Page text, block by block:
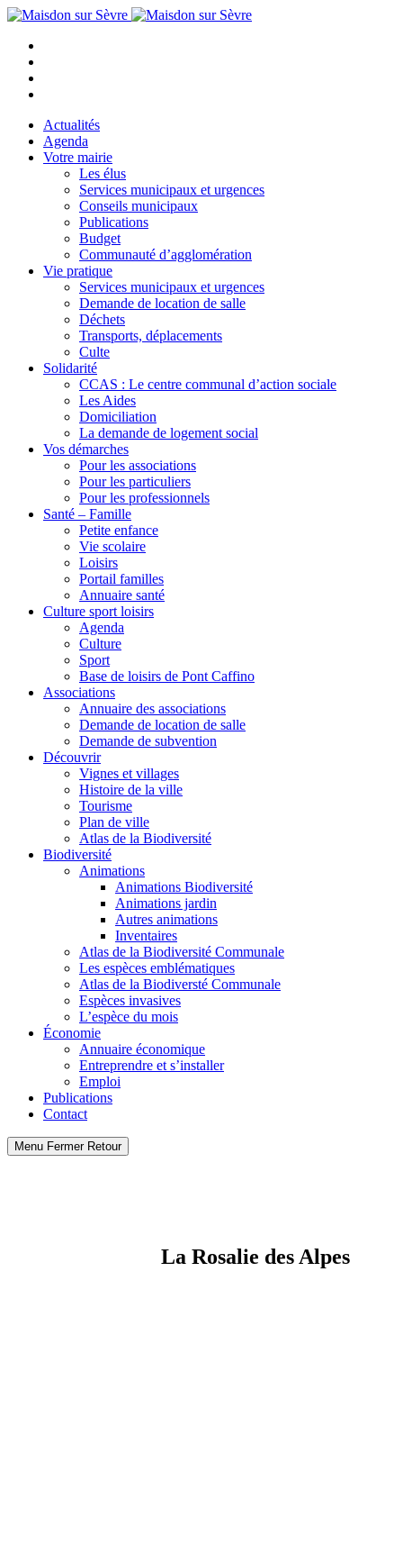
Actualités
Agenda
Votre mairie
Les élus
Services municipaux et urgences
Conseils municipaux
Publications
Budget
Communauté d’agglomération
Vie pratique
Services municipaux et urgences
Demande de location de salle
Déchets
Transports, déplacements
Culte
Solidarité
CCAS : Le centre communal d’action sociale
Les Aides
Domiciliation
La demande de logement social
Vos démarches
Pour les associations
Pour les particuliers
Pour les professionnels
Santé – Famille
Petite enfance
Vie scolaire
Loisirs
Portail familles
Annuaire santé
Culture sport loisirs
Agenda
Culture
Sport
Base de loisirs de Pont Caffino
Associations
Annuaire des associations
Demande de location de salle
Demande de subvention
Découvrir
Vignes et villages
Histoire de la ville
Tourisme
Plan de ville
Atlas de la Biodiversité
Biodiversité
Animations
Animations Biodiversité
Animations jardin
Autres animations
Inventaires
Atlas de la Biodiversité Communale
Les espèces emblématiques
Atlas de la Biodiversté Communale
Espèces invasives
L’espèce du mois
Économie
Annuaire économique
Entreprendre et s’installer
Emploi
Publications
Contact
Menu Fermer Retour
La Rosalie des Alpes